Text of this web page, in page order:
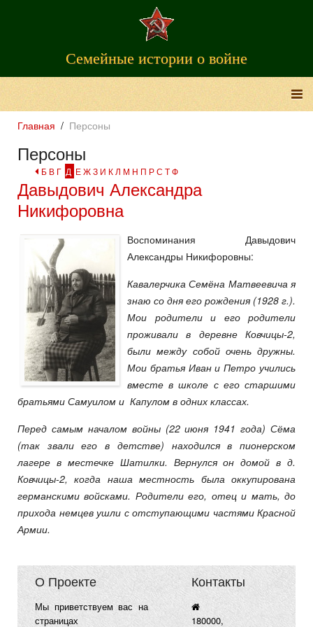
Семейные истории о войне
Главная Персоны
Персоны
Б В Г Д ЕЖЗ И К Л М Н П РС ТФ
Давыдович Александра
Никифоровна
Воспоминания Давыдович
Александры Никифоровны:
Кавалерчика Семёна Матвеевича я
знаю со дня его рождения (1928 г.).
Мои родители и его родители
проживали в деревне Ковчицы-2,
были между собой очень дружны.
Мои братья Иван и Петро учились
вместе в школе с его старшими
братьями Самуилом и Капулом в одних классах.
Перед самым началом войны (22 июня 1941 года) Сёма
(так звали его в детстве) находился в пионерском
лагере в местечке Шатилки. Вернулся он домой в д.
Ковчицы-2, когда наша местность была оккупирована
германскими войсками. Родители его, отец и мать, до
прихода немцев ушли с отступающими частями Красной
Армии.
О Проекте
Мы приветствуем вас на
страницах
Контакты
180000,